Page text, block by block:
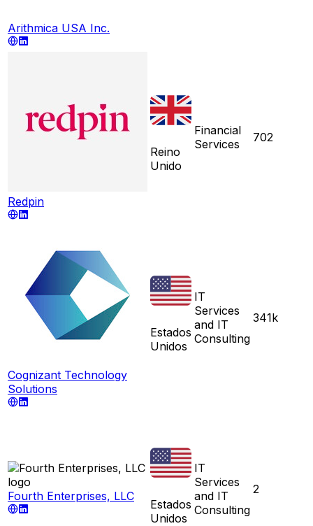
Arithmica USA Inc.
Redpin
Reino
Unido
Financial
Services
702
Cognizant Technology
Solutions
Estados
Unidos
IT
Services
and IT
Consulting
341k
Fourth Enterprises, LLC
Estados
Unidos
IT
Services
and IT
Consulting
2